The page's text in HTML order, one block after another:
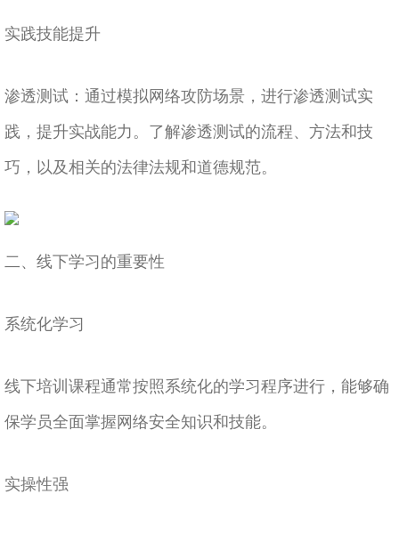
实践技能提升
渗透测试：通过模拟网络攻防场景，进行渗透测试实
践，提升实战能力。了解渗透测试的流程、方法和技
巧，以及相关的法律法规和道德规范。
二、线下学习的重要性
系统化学习
线下培训课程通常按照系统化的学习程序进行，能够确
保学员全面掌握网络安全知识和技能。
实操性强